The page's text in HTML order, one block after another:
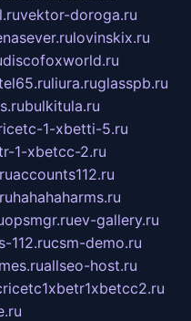
vektor-doroga.ru
lovinskix.ru
discofoxworld.ru
liura.ruglasspb.ru
bulkitula.ru
1-xbetti-5.ru
1-xbetcc-2.ru
accounts112.ru
hahahaharms.ru
opsmgr.ruev-gallery.ru
112.rucsm-demo.ru
allseo-host.ru